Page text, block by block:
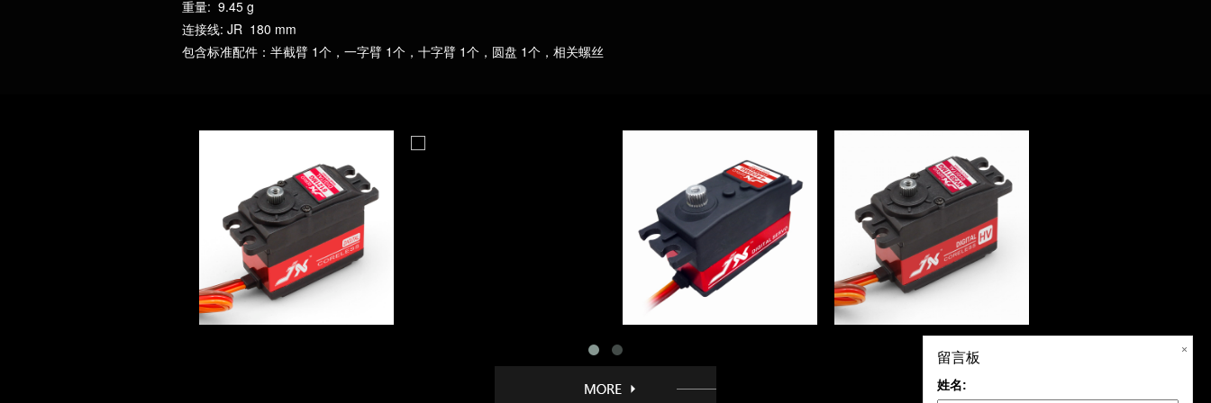
重量: 9.45 g
连接线: JR 180 mm
包含标准配件：半截臂 1个，一字臂 1个，十字臂 1个，圆盘 1个，相关螺丝
PDI-4409MG 9KG PDI-HV5911MG 11K PDI-HV5212MG 26.8 PDI-HV5808MG 7KG
留言板
姓名:
×